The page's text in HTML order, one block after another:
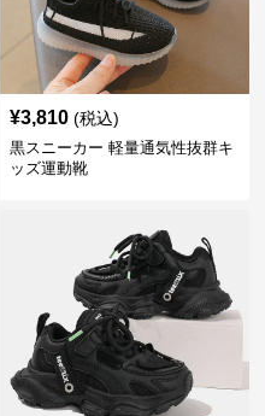
¥3,810 (税込)
黒スニーカー 軽量通気性抜群キ
ッズ運動靴